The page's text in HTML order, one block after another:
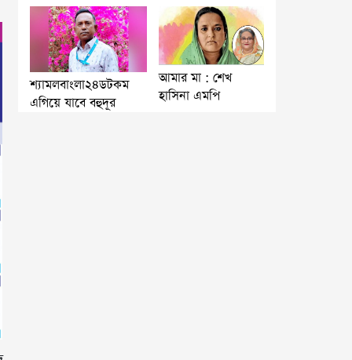
শ্যামলবাংলা২৪ডটকম
এগিয়ে যাবে বহুদূর
আমার মা : শেখ
হাসিনা এমপি